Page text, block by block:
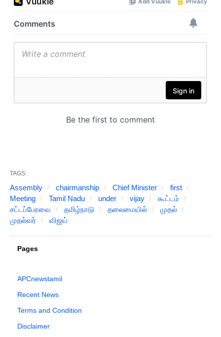
TAGS:
Assembly chairmanship Chief Minister
first
Meeting
Tamil Nadu under vijay
கூட்டம்
சட்டப்பேரவை
தமிழ்நாடு தலைமையில்
முதல்
முதல்வர்
விஜய்
Pages
APCnewstamil
Recent News
Terms and Condition
Disclaimer